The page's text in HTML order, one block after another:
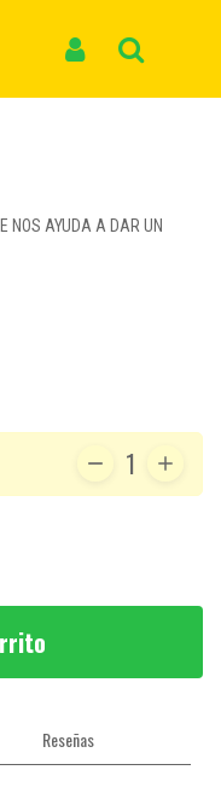
NOS AYUDA A DAR UN
1
Reseñas